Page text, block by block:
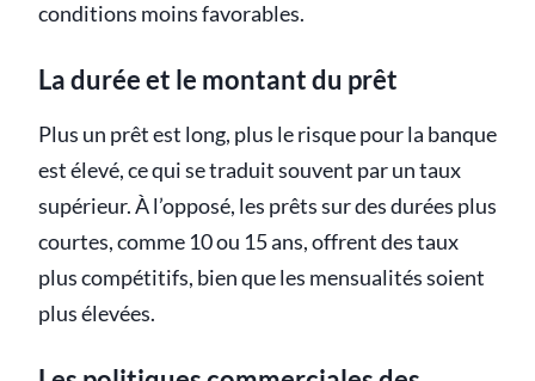
conditions moins favorables.
La durée et le montant du prêt
Plus un prêt est long, plus le risque pour la banque
est élevé, ce qui se traduit souvent par un taux
supérieur. À l’opposé, les prêts sur des durées plus
courtes, comme 10 ou 15 ans, offrent des taux
plus compétitifs, bien que les mensualités soient
plus élevées.